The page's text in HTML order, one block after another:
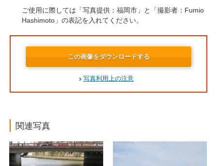
ご使用に際しては「写真提供：福岡市」と「撮影者：Fumio
Hashimoto」の表記を入れてください。
この画像をダウンロードする
写真利用上の注意
関連写真